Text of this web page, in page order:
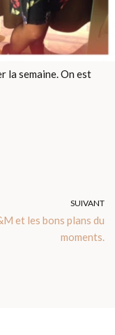
la semaine. On est
SUIVANT
et les bons plans du
moments.